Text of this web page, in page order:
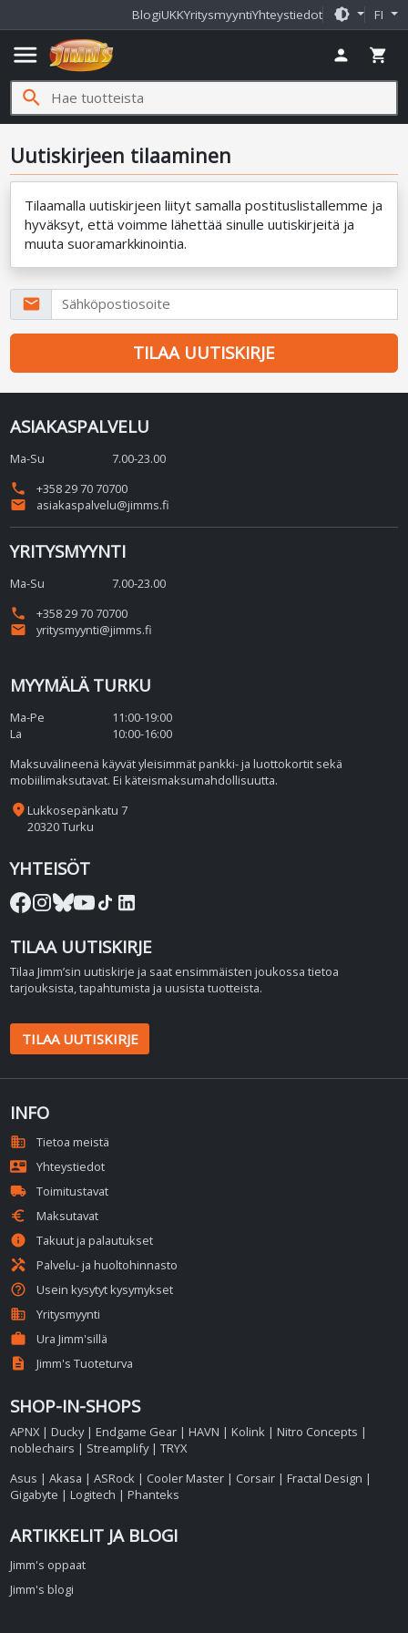
BlogiUKKYritysmyyntiYhteystiedot brightness_medium FI
menu person shopping_cart
search
Uutiskirjeen tilaaminen
Tilaamalla uutiskirjeen liityt samalla postituslistallemme ja
hyväksyt, että voimme lähettää sinulle uutiskirjeitä ja
muuta suoramarkkinointia.
email
ASIAKASPALVELU
Ma-Su
7.00-23.00
phone
+358 29 70 70700
email
asiakaspalvelu@jimms.fi
YRITYSMYYNTI
Ma-Su
7.00-23.00
phone
+358 29 70 70700
email
yritysmyynti@jimms.fi
MYYMÄLÄ TURKU
Ma-Pe
11:00-19:00
La
10:00-16:00
Maksuvälineenä käyvät yleisimmät pankki- ja luottokortit sekä
mobiilimaksutavat. Ei käteismaksumahdollisuutta.
place Lukkosepänkatu 7
20320 Turku
YHTEISÖT
TILAA UUTISKIRJE
Tilaa Jimm’sin uutiskirje ja saat ensimmäisten joukossa tietoa
tarjouksista, tapahtumista ja uusista tuotteista.
TILAA UUTISKIRJE
INFO
domain
Tietoa meistä
contact_mail
Yhteystiedot
local_shipping
Toimitustavat
euro
Maksutavat
info
Takuut ja palautukset
handyman
Palvelu- ja huoltohinnasto
help_outline
Usein kysytyt kysymykset
business
Yritysmyynti
work
Ura Jimm'sillä
description
Jimm's Tuoteturva
SHOP-IN-SHOPS
APNX | Ducky| Endgame Gear | HAVN | Kolink | Nitro Concepts |
noblechairs | Streamplify|TRYX
Asus |Akasa |ASRock | Cooler Master | Corsair | Fractal Design |
Gigabyte | Logitech | Phanteks
ARTIKKELIT JA BLOGI
Jimm's oppaat
Jimm's blogi